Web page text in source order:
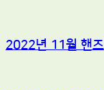
2022년 11월 핸